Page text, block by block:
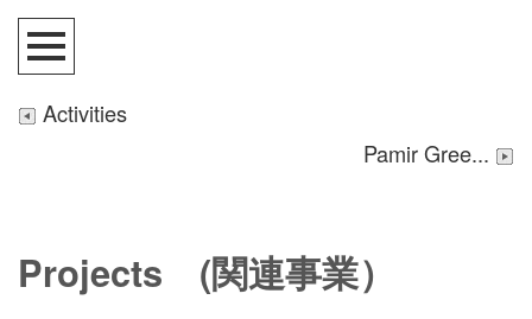
Activities
Pamir Gree...
Projects (関連事業）